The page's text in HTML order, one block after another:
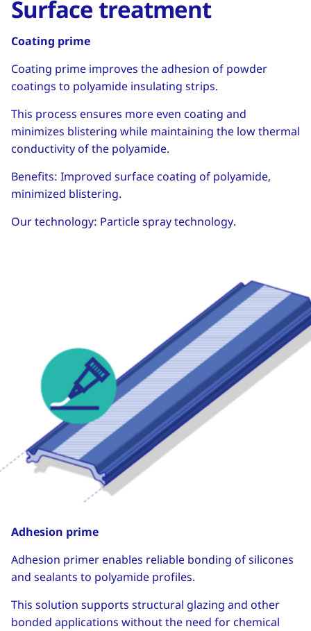
Surface treatment
Coating prime
Coating prime improves the adhesion of powder
coatings to polyamide insulating strips.
This process ensures more even coating and
minimizes blistering while maintaining the low thermal
conductivity of the polyamide.
Benefits: Improved surface coating of polyamide,
minimized blistering.
Our technology: Particle spray technology.
Adhesion prime
Adhesion primer enables reliable bonding of silicones
and sealants to polyamide profiles.
This solution supports structural glazing and other
bonded applications without the need for chemical